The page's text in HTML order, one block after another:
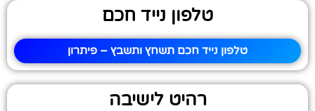
טלפון נייד חכם
טלפון נייד חכם תשחץ ותשבץ – פיתרון
רהיט לישיבה